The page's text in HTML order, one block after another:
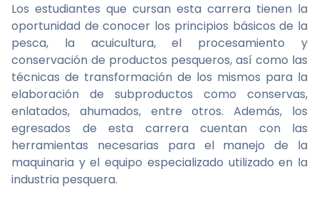
Los estudiantes que cursan esta carrera tienen la
oportunidad de conocer los principios básicos de la
pesca, la acuicultura, el procesamiento y
conservación de productos pesqueros, así como las
técnicas de transformación de los mismos para la
elaboración de subproductos como conservas,
enlatados, ahumados, entre otros. Además, los
egresados de esta carrera cuentan con las
herramientas necesarias para el manejo de la
maquinaria y el equipo especializado utilizado en la
industria pesquera.